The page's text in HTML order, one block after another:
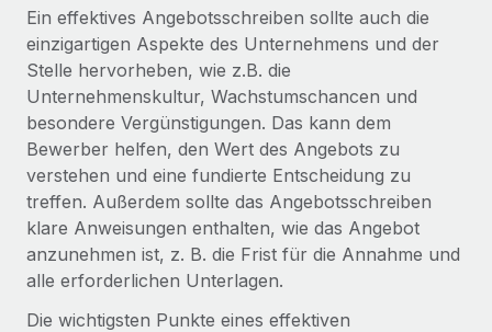
Wie Phiture 55 Mitarbeiter:innen in 19 Ländern
mit Remote verwaltet
Phiture ist der unumstrittene Marktführer im Bereich der
Wachstumsberatung für mobile Apps. Das...
Mehr erfahren
Ein effektives Angebotsschreiben sollte auch die
einzigartigen Aspekte des Unternehmens und der
Stelle hervorheben, wie z.B. die
Unternehmenskultur, Wachstumschancen und
besondere Vergünstigungen. Das kann dem
Bewerber helfen, den Wert des Angebots zu
verstehen und eine fundierte Entscheidung zu
treffen. Außerdem sollte das Angebotsschreiben
klare Anweisungen enthalten, wie das Angebot
anzunehmen ist, z. B. die Frist für die Annahme und
alle erforderlichen Unterlagen.
Die wichtigsten Punkte eines effektiven